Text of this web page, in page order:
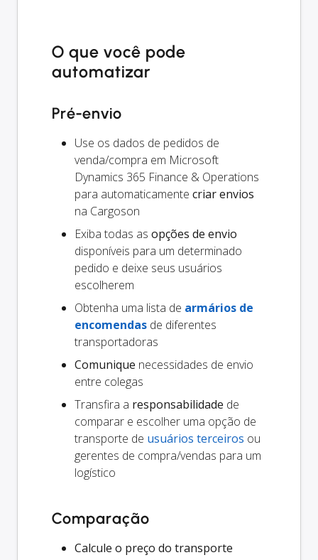
O que você pode
automatizar
Pré-envio
Use os dados de pedidos de
venda/compra em Microsoft
Dynamics 365 Finance & Operations
para automaticamente criar envios
na Cargoson
Exiba todas as opções de envio
disponíveis para um determinado
pedido e deixe seus usuários
escolherem
Obtenha uma lista de armários de
encomendas de diferentes
transportadoras
Comunique necessidades de envio
entre colegas
Transfira a responsabilidade de
comparar e escolher uma opção de
transporte de usuários terceiros ou
gerentes de compra/vendas para um
logístico
Comparação
Calcule o preço do transporte